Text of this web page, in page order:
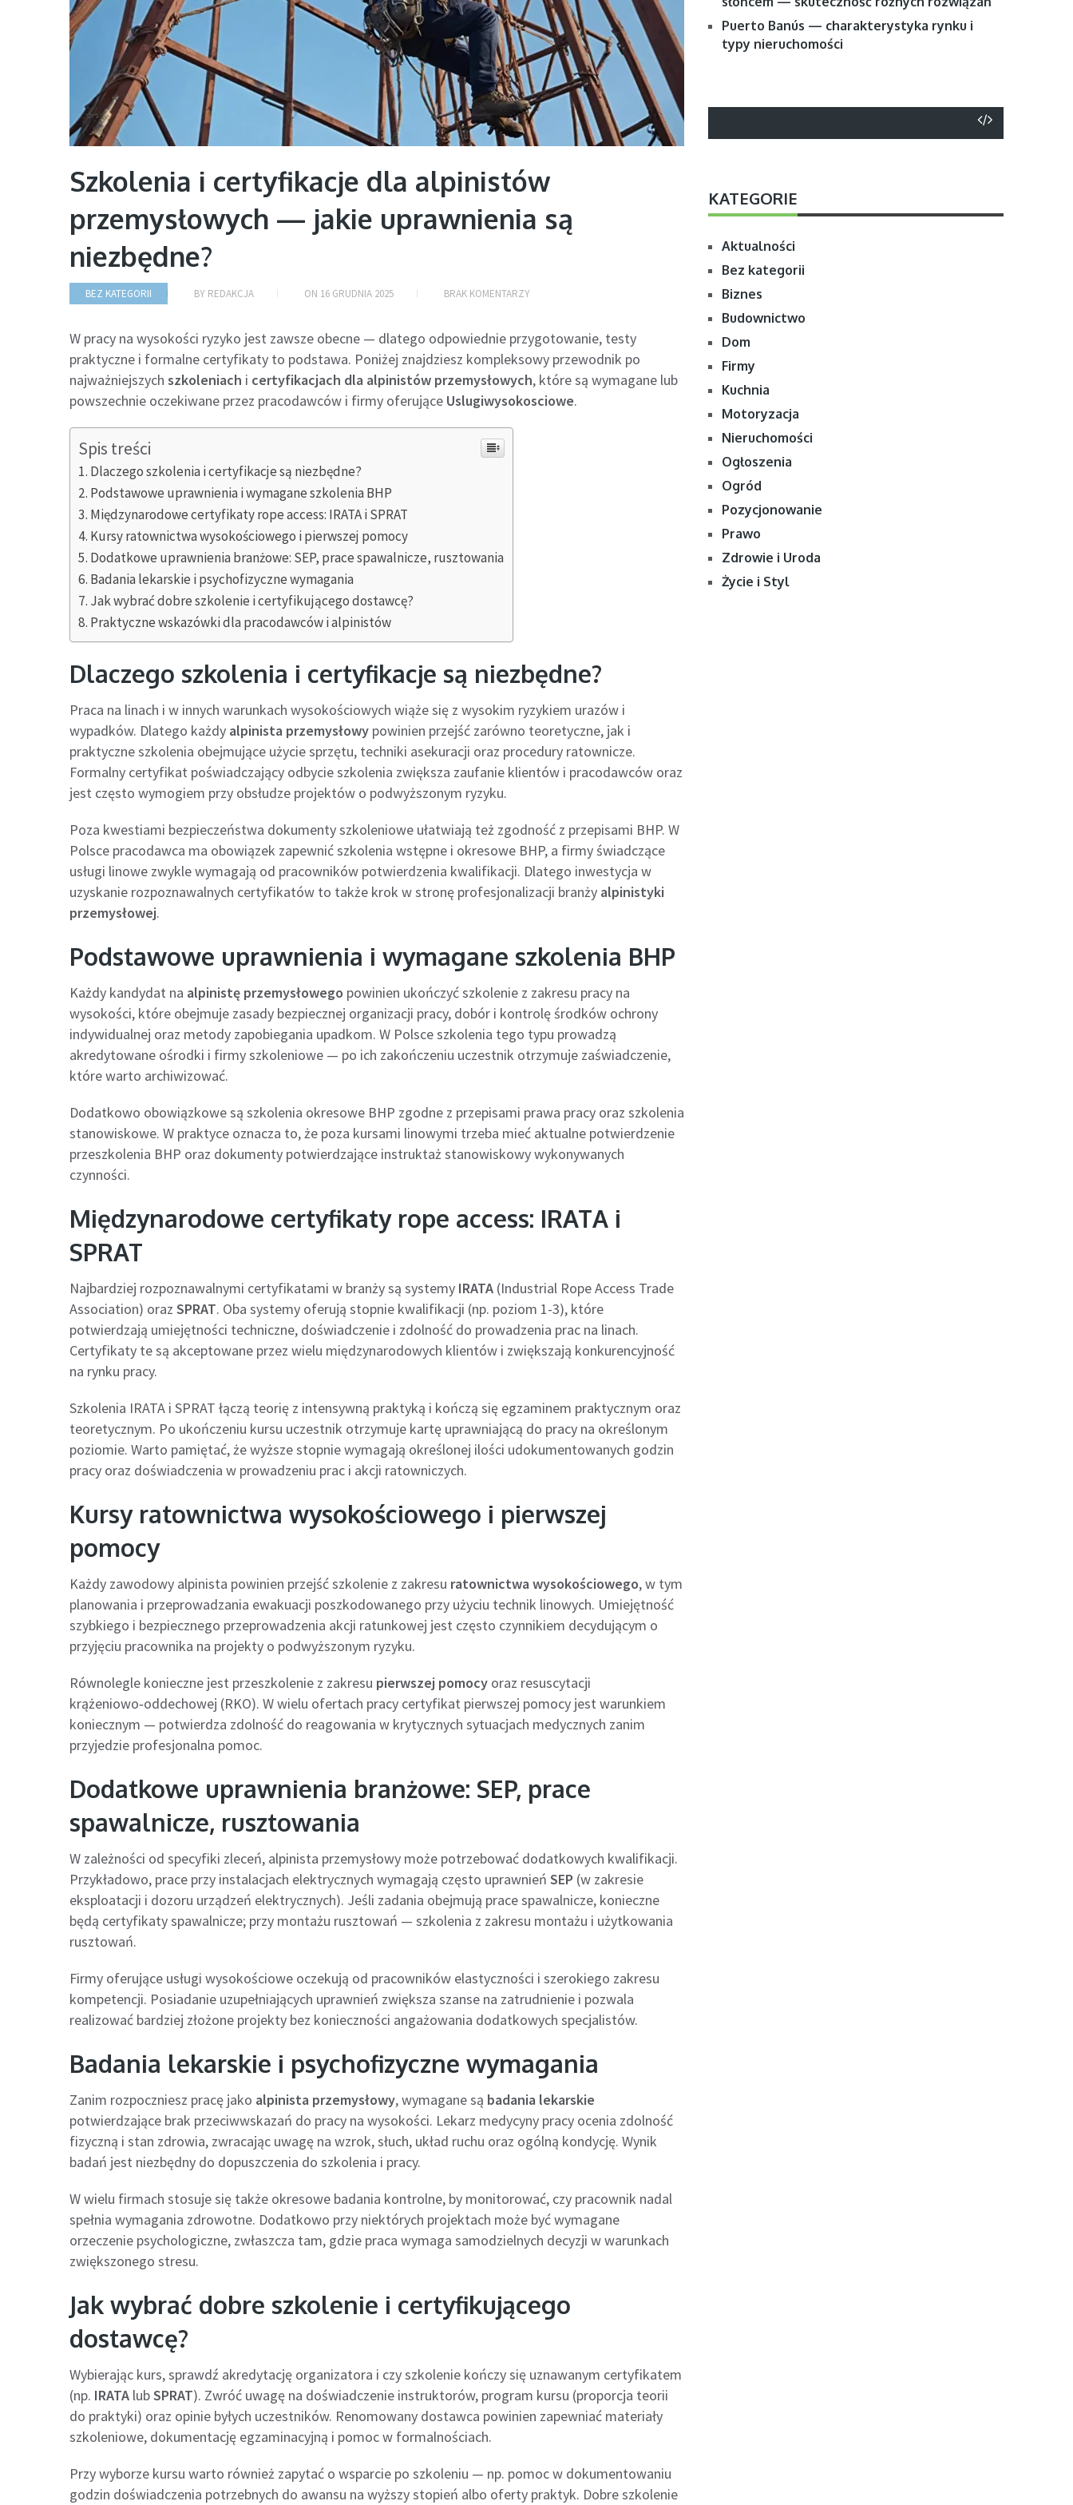
Szkolenia i certyfikacje dla alpinistów
przemysłowych — jakie uprawnienia są
niezbędne?
BEZ KATEGORII BY REDAKCJA ON 16 GRUDNIA 2025 BRAK KOMENTARZY
W pracy na wysokości ryzyko jest zawsze obecne — dlatego odpowiednie przygotowanie, testy
praktyczne i formalne certyfikaty to podstawa. Poniżej znajdziesz kompleksowy przewodnik po
najważniejszych szkoleniach i certyfikacjach dla alpinistów przemysłowych, które są wymagane lub
powszechnie oczekiwane przez pracodawców i firmy oferujące Uslugiwysokosciowe.
Spis treści
Dlaczego szkolenia i certyfikacje są niezbędne?
Podstawowe uprawnienia i wymagane szkolenia BHP
Międzynarodowe certyfikaty rope access: IRATA i SPRAT
Kursy ratownictwa wysokościowego i pierwszej pomocy
Dodatkowe uprawnienia branżowe: SEP, prace spawalnicze, rusztowania
Badania lekarskie i psychofizyczne wymagania
Jak wybrać dobre szkolenie i certyfikującego dostawcę?
Praktyczne wskazówki dla pracodawców i alpinistów
Dlaczego szkolenia i certyfikacje są niezbędne?
Praca na linach i w innych warunkach wysokościowych wiąże się z wysokim ryzykiem urazów i
wypadków. Dlatego każdy alpinista przemysłowy powinien przejść zarówno teoretyczne, jak i
praktyczne szkolenia obejmujące użycie sprzętu, techniki asekuracji oraz procedury ratownicze.
Formalny certyfikat poświadczający odbycie szkolenia zwiększa zaufanie klientów i pracodawców oraz
jest często wymogiem przy obsłudze projektów o podwyższonym ryzyku.
Poza kwestiami bezpieczeństwa dokumenty szkoleniowe ułatwiają też zgodność z przepisami BHP. W
Polsce pracodawca ma obowiązek zapewnić szkolenia wstępne i okresowe BHP, a firmy świadczące
usługi linowe zwykle wymagają od pracowników potwierdzenia kwalifikacji. Dlatego inwestycja w
uzyskanie rozpoznawalnych certyfikatów to także krok w stronę profesjonalizacji branży alpinistyki
przemysłowej.
Podstawowe uprawnienia i wymagane szkolenia BHP
Każdy kandydat na alpinistę przemysłowego powinien ukończyć szkolenie z zakresu pracy na
wysokości, które obejmuje zasady bezpiecznej organizacji pracy, dobór i kontrolę środków ochrony
indywidualnej oraz metody zapobiegania upadkom. W Polsce szkolenia tego typu prowadzą
akredytowane ośrodki i firmy szkoleniowe — po ich zakończeniu uczestnik otrzymuje zaświadczenie,
które warto archiwizować.
Dodatkowo obowiązkowe są szkolenia okresowe BHP zgodne z przepisami prawa pracy oraz szkolenia
stanowiskowe. W praktyce oznacza to, że poza kursami linowymi trzeba mieć aktualne potwierdzenie
przeszkolenia BHP oraz dokumenty potwierdzające instruktaż stanowiskowy wykonywanych
czynności.
Międzynarodowe certyfikaty rope access: IRATA i
SPRAT
Najbardziej rozpoznawalnymi certyfikatami w branży są systemy IRATA (Industrial Rope Access Trade
Association) oraz SPRAT. Oba systemy oferują stopnie kwalifikacji (np. poziom 1-3), które
potwierdzają umiejętności techniczne, doświadczenie i zdolność do prowadzenia prac na linach.
Certyfikaty te są akceptowane przez wielu międzynarodowych klientów i zwiększają konkurencyjność
na rynku pracy.
Szkolenia IRATA i SPRAT łączą teorię z intensywną praktyką i kończą się egzaminem praktycznym oraz
teoretycznym. Po ukończeniu kursu uczestnik otrzymuje kartę uprawniającą do pracy na określonym
poziomie. Warto pamiętać, że wyższe stopnie wymagają określonej ilości udokumentowanych godzin
pracy oraz doświadczenia w prowadzeniu prac i akcji ratowniczych.
Kursy ratownictwa wysokościowego i pierwszej
pomocy
Każdy zawodowy alpinista powinien przejść szkolenie z zakresu ratownictwa wysokościowego, w tym
planowania i przeprowadzania ewakuacji poszkodowanego przy użyciu technik linowych. Umiejętność
szybkiego i bezpiecznego przeprowadzenia akcji ratunkowej jest często czynnikiem decydującym o
przyjęciu pracownika na projekty o podwyższonym ryzyku.
Równolegle konieczne jest przeszkolenie z zakresu pierwszej pomocy oraz resuscytacji
krążeniowo‑oddechowej (RKO). W wielu ofertach pracy certyfikat pierwszej pomocy jest warunkiem
koniecznym — potwierdza zdolność do reagowania w krytycznych sytuacjach medycznych zanim
przyjedzie profesjonalna pomoc.
Dodatkowe uprawnienia branżowe: SEP, prace
spawalnicze, rusztowania
W zależności od specyfiki zleceń, alpinista przemysłowy może potrzebować dodatkowych kwalifikacji.
Przykładowo, prace przy instalacjach elektrycznych wymagają często uprawnień SEP (w zakresie
eksploatacji i dozoru urządzeń elektrycznych). Jeśli zadania obejmują prace spawalnicze, konieczne
będą certyfikaty spawalnicze; przy montażu rusztowań — szkolenia z zakresu montażu i użytkowania
rusztowań.
Firmy oferujące usługi wysokościowe oczekują od pracowników elastyczności i szerokiego zakresu
kompetencji. Posiadanie uzupełniających uprawnień zwiększa szanse na zatrudnienie i pozwala
realizować bardziej złożone projekty bez konieczności angażowania dodatkowych specjalistów.
Badania lekarskie i psychofizyczne wymagania
Zanim rozpoczniesz pracę jako alpinista przemysłowy, wymagane są badania lekarskie
potwierdzające brak przeciwwskazań do pracy na wysokości. Lekarz medycyny pracy ocenia zdolność
fizyczną i stan zdrowia, zwracając uwagę na wzrok, słuch, układ ruchu oraz ogólną kondycję. Wynik
badań jest niezbędny do dopuszczenia do szkolenia i pracy.
W wielu firmach stosuje się także okresowe badania kontrolne, by monitorować, czy pracownik nadal
spełnia wymagania zdrowotne. Dodatkowo przy niektórych projektach może być wymagane
orzeczenie psychologiczne, zwłaszcza tam, gdzie praca wymaga samodzielnych decyzji w warunkach
zwiększonego stresu.
Jak wybrać dobre szkolenie i certyfikującego
dostawcę?
Wybierając kurs, sprawdź akredytację organizatora i czy szkolenie kończy się uznawanym certyfikatem
(np. IRATA lubSPRAT). Zwróć uwagę na doświadczenie instruktorów, program kursu (proporcja teorii
do praktyki) oraz opinie byłych uczestników. Renomowany dostawca powinien zapewniać materiały
szkoleniowe, dokumentację egzaminacyjną i pomoc w formalnościach.
Przy wyborze kursu warto również zapytać o wsparcie po szkoleniu — np. pomoc w dokumentowaniu
godzin doświadczenia potrzebnych do awansu na wyższy stopień albo oferty praktyk. Dobre szkolenie
Puerto Banús — charakterystyka rynku i
typy nieruchomości
KATEGORIE
Aktualności
Bez kategorii
Biznes
Budownictwo
Dom
Firmy
Kuchnia
Motoryzacja
Nieruchomości
Ogłoszenia
Ogród
Pozycjonowanie
Prawo
Zdrowie i Uroda
Życie i Styl